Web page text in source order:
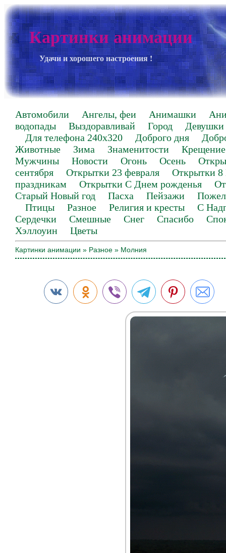
Картинки анимации
Удачи и хорошего настроения !
Автомобили Ангелы, феи Анимашки
водопады
Выздоравливай Город
Девушки
Для телефона 240х320
Доброго дня
Животные
Зима Знаменитости
Крещение
Мужчины
Новости Огонь Осень
сентября
Открытки 23 февраля
Открытки 8
праздникам
Открытки С Днем рожденья
Старый Новый год
Пасха Пейзажи
Птицы
Разное Религия и кресты
С
Сердечки
Смешные Снег Спасибо
Хэллоуин
Цветы
Картинки анимации » Разное » Молния